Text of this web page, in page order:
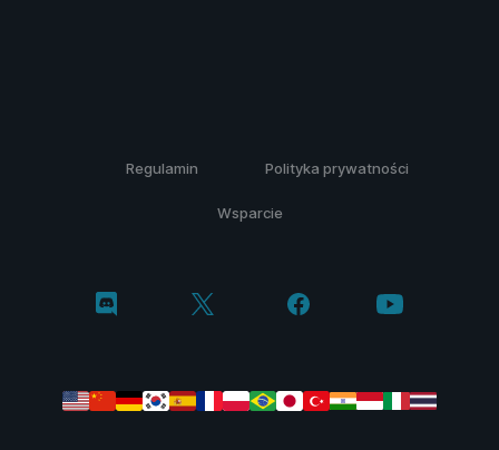
Regulamin Polityka prywatności
Wsparcie